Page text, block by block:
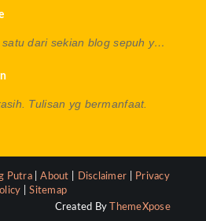
satu dari sekian blog sepuh y…
Tulisan yg bermanfaat.
Putra |About Disclaimer
Privacy
|Sitemap
Created By
ThemeXpose